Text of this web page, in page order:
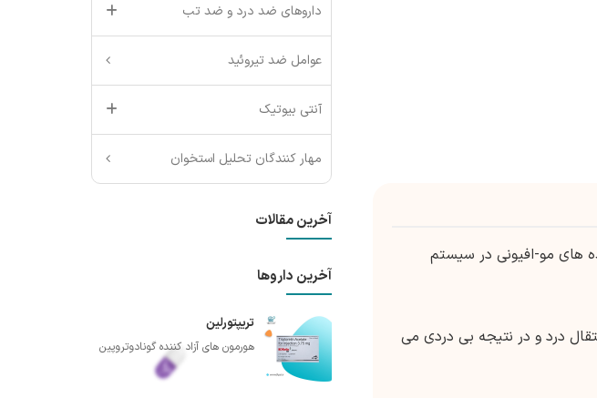
های مو-افیونی در سیستم
درد و در نتیجه بی دردی می
داروهای ضد درد و ضد تب
عوامل ضد تیروئید
آنتی بیوتیک
مهار کنندگان تحلیل استخوان
آخرین مقالات
آخرین داروها
تریپتورلین
هورمون های آزاد کننده گونادوتروپین